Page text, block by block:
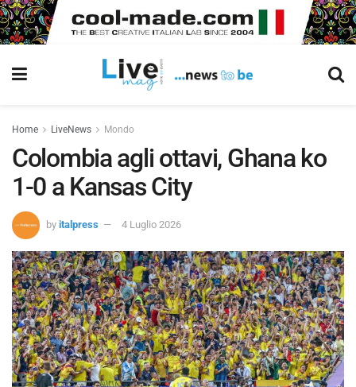
Home LiveNews Mondo
Colombia agli ottavi, Ghana ko
1-0 a Kansas City
by italpress 4 Luglio 2026